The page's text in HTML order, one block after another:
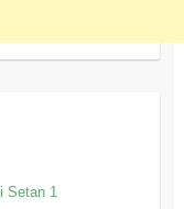
Setan 1